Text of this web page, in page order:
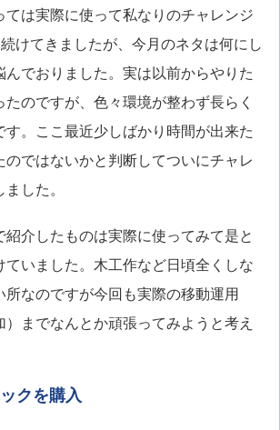
ては実際に使って私なりのチャレンジ
けてきましたが、今月のネタは何にし
んでおりました。実は以前からやりた
たのですが、色々環境が整わず長らく
す。ここ最近少しばかり時間が出来た
のではないかと判断してついにチャレ
した。
紹介したものは実際に使ってみて是と
ていました。木工作など日頃全くしな
所なのですが今回も実際の移動運用
）までなんとか頑張ってみようと考え
クを購入